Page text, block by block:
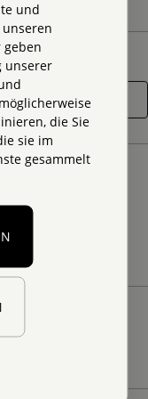
in
ich den
in diesen Rollen.
und
zu vermitteln,
halten. Gesund
Motivation
MPA & epp
Business-
und
geben
unserer
die Sie
sie im
gesammelt